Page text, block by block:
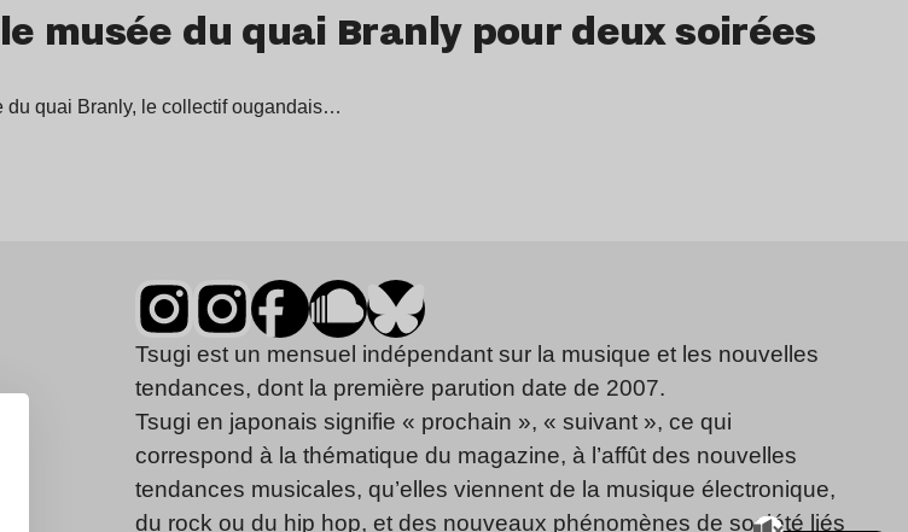
musée du quai Branly pour deux soirées
du quai Branly, le collectif ougandais…
Tsugi est un mensuel indépendant sur la musique et les nouvelles
tendances, dont la première parution date de 2007.
Tsugi en japonais signifie « prochain », « suivant », ce qui
correspond à la thématique du magazine, à l’affût des nouvelles
tendances musicales, qu’elles viennent de la musique électronique,
du rock ou du hip hop, et des nouveaux phénomènes de société liés